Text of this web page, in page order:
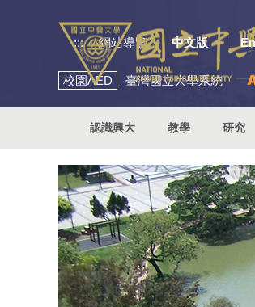
::: 網站導覽 中文版
校園AED 臺灣國立大學系統
認識興大 教學 研究